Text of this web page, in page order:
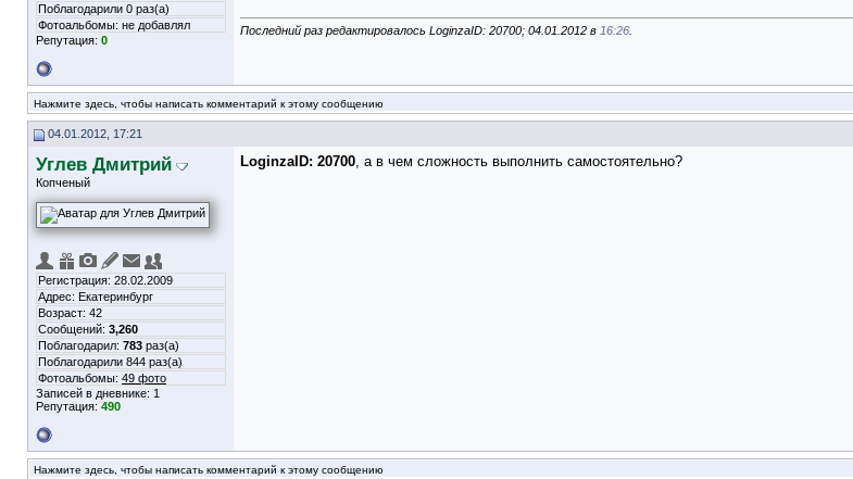
Поблагодарили 0 раз(а)
Фотоальбомы: не добавлял
Репутация: 0
Последний раз редактировалось LoginzaID: 20700; 04.01.2012 в 16:26
Нажмите здесь, чтобы написать комментарий к этому сообщению
04.01.2012, 17:21
Углев Дмитрий
Копченый
Регистрация: 28.02.2009
Адрес: Екатеринбург
Возраст: 42
Сообщений: 3,260
Поблагодарил: 783 раз(а)
Поблагодарили 844 раз(а)
Фотоальбомы: 49 фото
Записей в дневнике: 1
Репутация: 490
LoginzaID: 20700, а в чем сложность выполнить самостоятельно?
Нажмите здесь, чтобы написать комментарий к этому сообщению